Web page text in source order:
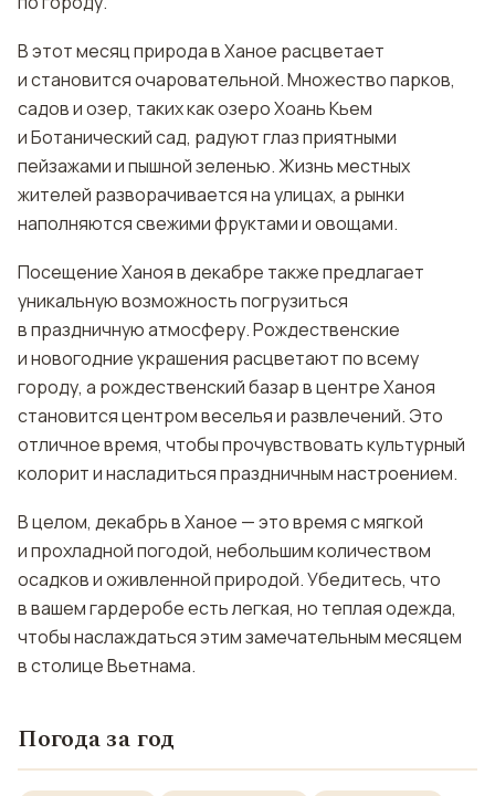
В этот месяц природа в Ханое расцветает
и становится очаровательной. Множество парков,
садов и озер, таких как озеро Хоань Кьем
и Ботанический сад, радуют глаз приятными
пейзажами и пышной зеленью. Жизнь местных
жителей разворачивается на улицах, а рынки
наполняются свежими фруктами и овощами.
Посещение Ханоя в декабре также предлагает
уникальную возможность погрузиться
в праздничную атмосферу. Рождественские
и новогодние украшения расцветают по всему
городу, а рождественский базар в центре Ханоя
становится центром веселья и развлечений. Это
отличное время, чтобы прочувствовать культурный
колорит и насладиться праздничным настроением.
В целом, декабрь в Ханое — это время с мягкой
и прохладной погодой, небольшим количеством
осадков и оживленной природой. Убедитесь, что
в вашем гардеробе есть легкая, но теплая одежда,
чтобы наслаждаться этим замечательным месяцем
в столице Вьетнама.
Погода за год